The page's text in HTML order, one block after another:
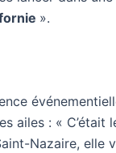
».
: «
Nazaire,